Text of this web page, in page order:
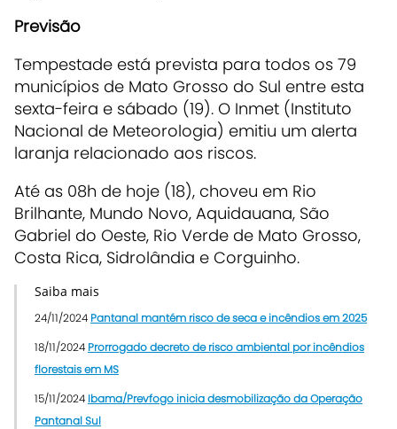
Previsão
Tempestade está prevista para todos os 79
municípios de Mato Grosso do Sul entre esta
sexta-feira e sábado (19). O Inmet (Instituto
Nacional de Meteorologia) emitiu um alerta
laranja relacionado aos riscos.
Até as 08h de hoje (18), choveu em Rio
Brilhante, Mundo Novo, Aquidauana, São
Gabriel do Oeste, Rio Verde de Mato Grosso,
Costa Rica, Sidrolândia e Corguinho.
Saiba mais
24/11/2024 Pantanal mantém risco de seca e incêndios em 2025
18/11/2024 Prorrogado decreto de risco ambiental por incêndios
florestais em MS
15/11/2024 Ibama/Prevfogo inicia desmobilização da Operação
Pantanal Sul